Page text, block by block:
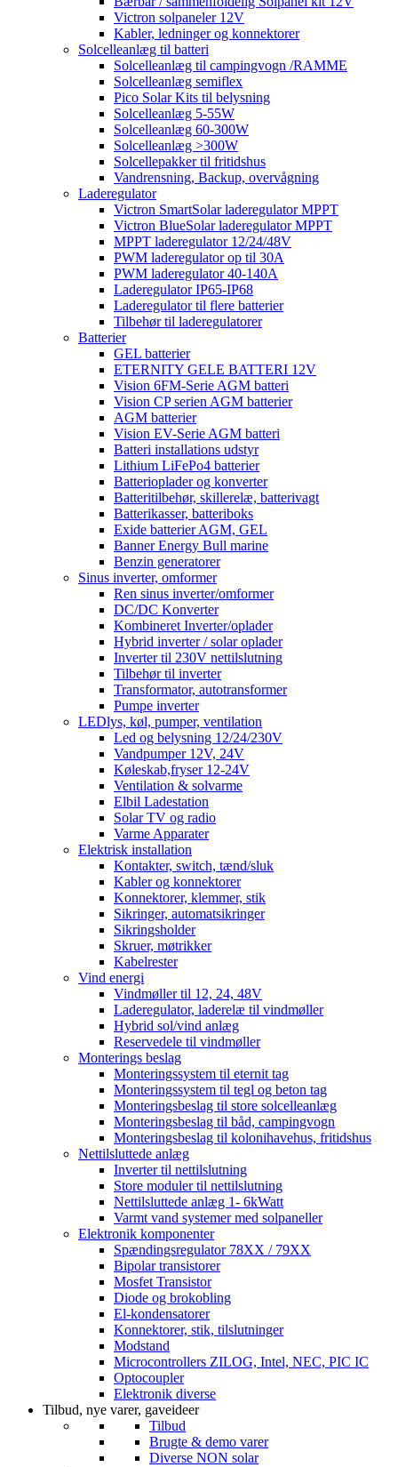
Victron solpaneler 12V
Kabler, ledninger og konnektorer
Solcelleanlæg til batteri
Solcelleanlæg til campingvogn /RAMME
Solcelleanlæg semiflex
Pico Solar Kits til belysning
Solcelleanlæg 5-55W
Solcelleanlæg 60-300W
Solcelleanlæg >300W
Solcellepakker til fritidshus
Vandrensning, Backup, overvågning
Laderegulator
Victron SmartSolar laderegulator MPPT
Victron BlueSolar laderegulator MPPT
MPPT laderegulator 12/24/48V
PWM laderegulator op til 30A
PWM laderegulator 40-140A
Laderegulator IP65-IP68
Laderegulator til flere batterier
Tilbehør til laderegulatorer
Batterier
GEL batterier
ETERNITY GELE BATTERI 12V
Vision 6FM-Serie AGM batteri
Vision CP serien AGM batterier
AGM batterier
Vision EV-Serie AGM batteri
Batteri installations udstyr
Lithium LiFePo4 batterier
Batterioplader og konverter
Batteritilbehør, skillerelæ, batterivagt
Batterikasser, batteriboks
Exide batterier AGM, GEL
Banner Energy Bull marine
Benzin generatorer
Sinus inverter, omformer
Ren sinus inverter/omformer
DC/DC Konverter
Kombineret Inverter/oplader
Hybrid inverter / solar oplader
Inverter til 230V nettilslutning
Tilbehør til inverter
Transformator, autotransformer
Pumpe inverter
LEDlys, køl, pumper, ventilation
Led og belysning 12/24/230V
Vandpumper 12V, 24V
Køleskab,fryser 12-24V
Ventilation & solvarme
Elbil Ladestation
Solar TV og radio
Varme Apparater
Elektrisk installation
Kontakter, switch, tænd/sluk
Kabler og konnektorer
Konnektorer, klemmer, stik
Sikringer, automatsikringer
Sikringsholder
Skruer, møtrikker
Kabelrester
Vind energi
Vindmøller til 12, 24, 48V
Laderegulator, laderelæ til vindmøller
Hybrid sol/vind anlæg
Reservedele til vindmøller
Monterings beslag
Monteringssystem til eternit tag
Monteringssystem til tegl og beton tag
Monteringsbeslag til store solcelleanlæg
Monteringsbeslag til båd, campingvogn
Monteringsbeslag til kolonihavehus, fritidshus
Nettilsluttede anlæg
Inverter til nettilslutning
Store moduler til nettilslutning
Nettilsluttede anlæg 1- 6kWatt
Varmt vand systemer med solpaneller
Elektronik komponenter
Spændingsregulator 78XX / 79XX
Bipolar transistorer
Mosfet Transistor
Diode og brokobling
El-kondensatorer
Konnektorer, stik, tilslutninger
Modstand
Microcontrollers ZILOG, Intel, NEC, PIC IC
Optocoupler
Elektronik diverse
Tilbud, nye varer, gaveideer
Tilbud
Brugte & demo varer
Diverse NON solar